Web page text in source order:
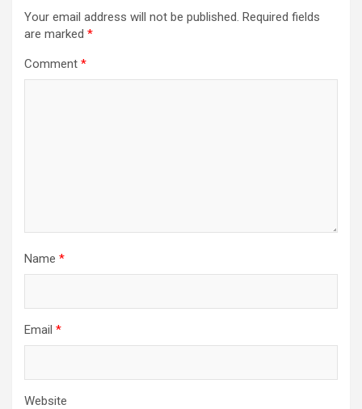
Your email address will not be published. Required fields
are marked *
Comment *
Name *
Email *
Website